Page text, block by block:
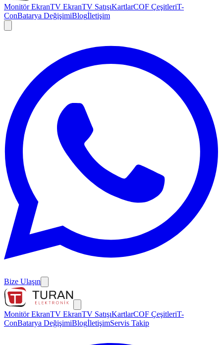
Monitör EkranTV EkranTV SatışıKartlarCOF ÇeşitleriT-
ConBatarya DeğişimiBlogİletişim
Bize Ulaşın
Monitör EkranTV EkranTV SatışıKartlarCOF ÇeşitleriT-
ConBatarya DeğişimiBlogİletişimServis Takip